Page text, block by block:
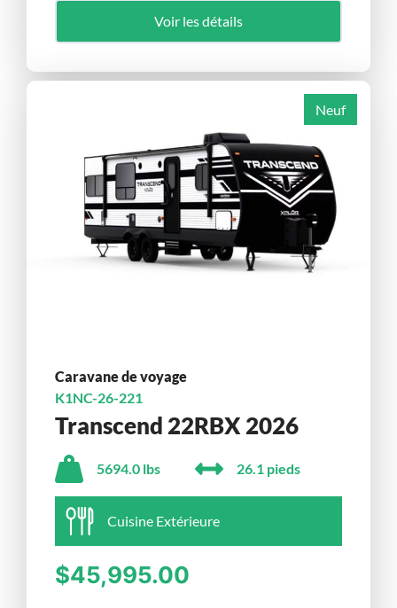
Voir les détails
Neuf
Caravane de voyage
K1NC-26-221
Transcend 22RBX 2026
5694.0 lbs 26.1 pieds
Cuisine Extérieure
$45,995.00